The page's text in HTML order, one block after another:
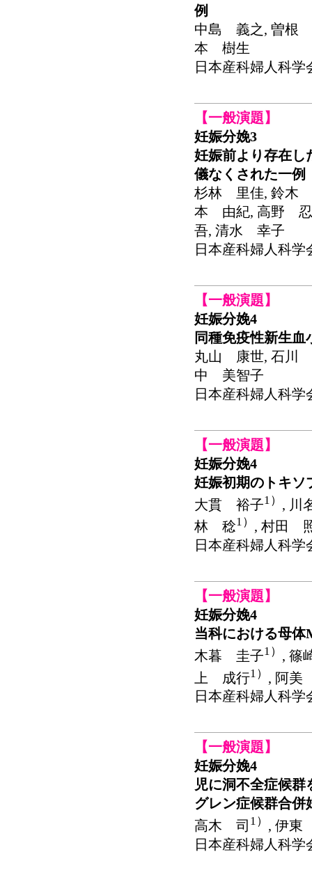
例
中島 義之, 曽根
本 樹生
日本産科婦人科学
【一般演題】
妊娠分娩3
妊娠前より存在し
儀なくされた一例
杉林 里佳, 鈴木
本 由紀, 高野
吾, 清水 幸子
日本産科婦人科学
【一般演題】
妊娠分娩4
同種免疫性新生
丸山 康世, 石川
中 美智子
日本産科婦人科学
【一般演題】
妊娠分娩4
妊娠初期のトキソ
大貫 裕子1）
,
林 稔1） , 村田
日本産科婦人科学
【一般演題】
妊娠分娩4
当科における母
木暮 圭子1） , 篠
上 成行1） , 阿
日本産科婦人科学
【一般演題】
妊娠分娩4
児に洞不全症候群
グレン症候群合併
高木 司 1） , 伊
日本産科婦人科学